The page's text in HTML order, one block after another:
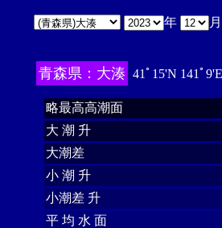
年 月
青森県：大湊 41ﾟ15'N 141ﾟ9'E
略最高高潮面
大 潮 升
大潮差
小 潮 升
小潮差 升
平 均 水 面